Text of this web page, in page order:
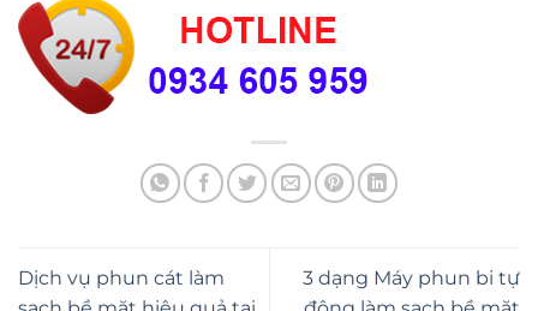
Dịch vụ phun cát làm
3 dạng Máy phun bi tự